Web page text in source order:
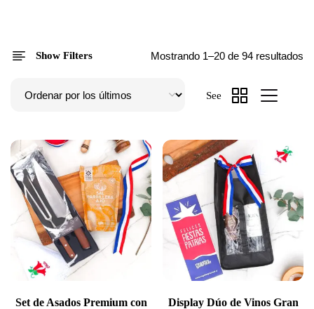
Show Filters Mostrando 1–20 de 94 resultados
See
Set de Asados Premium con
Display Dúo de Vinos Gran